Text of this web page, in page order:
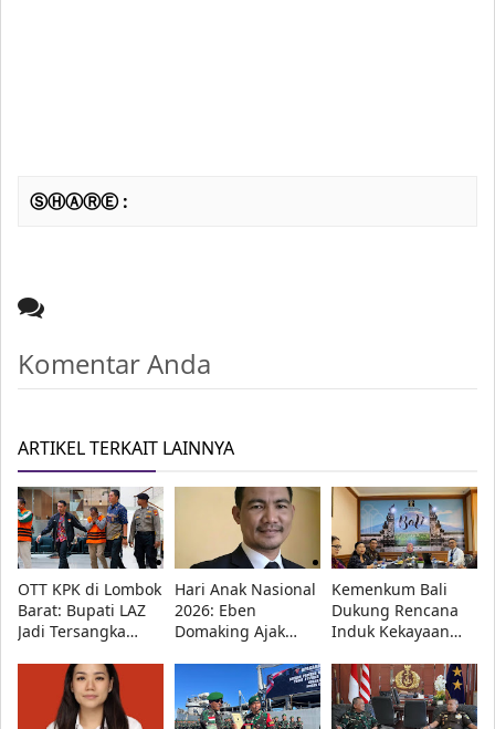
ⓈⒽⒶⓇⒺ :
Komentar Anda
ARTIKEL TERKAIT LAINNYA
OTT KPK di Lombok
Barat: Bupati LAZ
Jadi Tersangka
Dua Orang Lain
Hari Anak Nasional
2026: Eben
Domaking Ajak
Wujudkan Anak
Hebat, Indonesia
Kuat
Kemenkum Bali
Dukung Rencana
Induk Kekayaan
Nasional 2027-2036
di Forum Nasional
KI 2026